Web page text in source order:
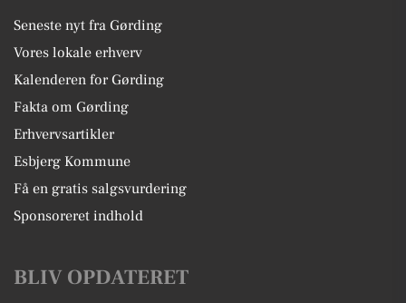
Seneste nyt fra Gørding
Vores lokale erhverv
Kalenderen for Gørding
Fakta om Gørding
Erhvervsartikler
Esbjerg Kommune
Få en gratis salgsvurdering
Sponsoreret indhold
BLIV OPDATERET